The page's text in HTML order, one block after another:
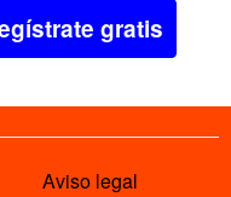
gratis
Aviso legal